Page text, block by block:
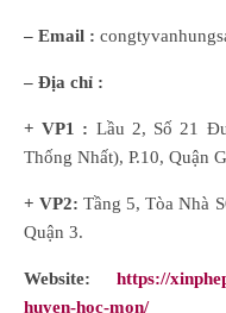
– Email :
– Địa chỉ :
+ VP1 : Lầu 2, Số 21
Thống Nhất), P.10, Quận
+ VP2:Tầng 5, Tòa Nhà
Quận 3.
Website: https://
huyen-hoc-mon/